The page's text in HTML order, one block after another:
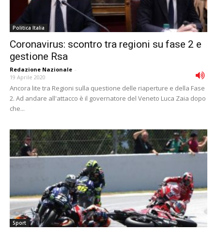
Politica Italia
Coronavirus: scontro tra regioni su fase 2 e
gestione Rsa
Redazione Nazionale -
19 Aprile 2020
Ancora lite tra Regioni sulla questione delle riaperture e della Fase
2. Ad andare all'attacco è il governatore del Veneto Luca Zaia dopo
che...
Sport